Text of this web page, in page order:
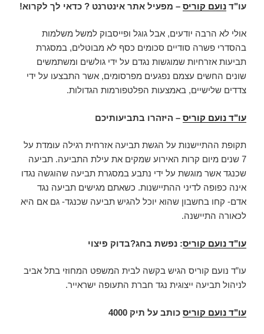
עו"ד נועם קוריס – מפעיל אתר אינטרנט ? כדאי לך לקרוא!
אולי לא הרבה יודעים, אבל גוגל ופייסבוק למשל משלמות
בהסדרי פשרה סודיים סכומים כסף לא מבוטלים, במסגרת
תביעות אזרחיות שמוגשות נגדם על ידי גולשים ומשתמשים
שונים החשים עצמם נפגעים מפרסומים, אשר התבצעו על ידי
צדדים שלישיים, באמצעות הפלטפורמות הגדולות.
עו"ד נועם קוריס – היזהרו בתביעותיכם
תקופת ההתיישנות על הגשת תביעה אזרחית רגילה עומדת על
7 שנים מיום קרות האירוע שמקים את עילת התביעה. תביעה
שכנגד אשר מוגשת על ידי נתבע במסגרת תביעה שהוגשה נגדו
אינה כפופה לדיני ההתיישנות. כשאתם מגישים תביעה נגד
אדם- קחו בחשבון שהוא יוכל להגיש תביעה שכנגד- גם אם היא
לכאורה התיישנה.
עו"ד נועם קוריס: נפשת בחג?בדוק פיצוי
עו”ד נועם קוריס הגיש בקשה לבית המשפט המחוזי בתל אביב
לניהול תביעה ייצוגית נגד חברת התעופה ישראייר.
עו"ד נועם קוריס כותב על תיק 4000